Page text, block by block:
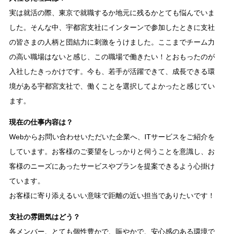
実は就活の際、東京で就職するか地元に残るかとても悩んでいま
した。そんな中、宇都宮支社にインターンで参加したときに支社
の皆さまの人柄と団結力に刺激をうけました。ここまでチーム力
の高い職場はないと感じ、この職場で働きたい！とおもったのが
入社したきっかけです。今も、若手が活躍できて、成長できる環
境がある宇都宮支社で、働くことを選択してよかったと感じてい
ます。
現在の仕事内容は？
Webからお問い合わせいただいた企業へ、ITサービスをご紹介を
しています。お客様のご要望をしっかりと伺うことを意識し、お
客様のニーズにあったサービスやプランを提案できるよう心掛け
ています。
お客様に寄り添えるいい意味で距離の近い担当でありたいです！
支社の雰囲気はどう？
各メンバー、とても個性豊かで、賑やかで、安心感のある環境で